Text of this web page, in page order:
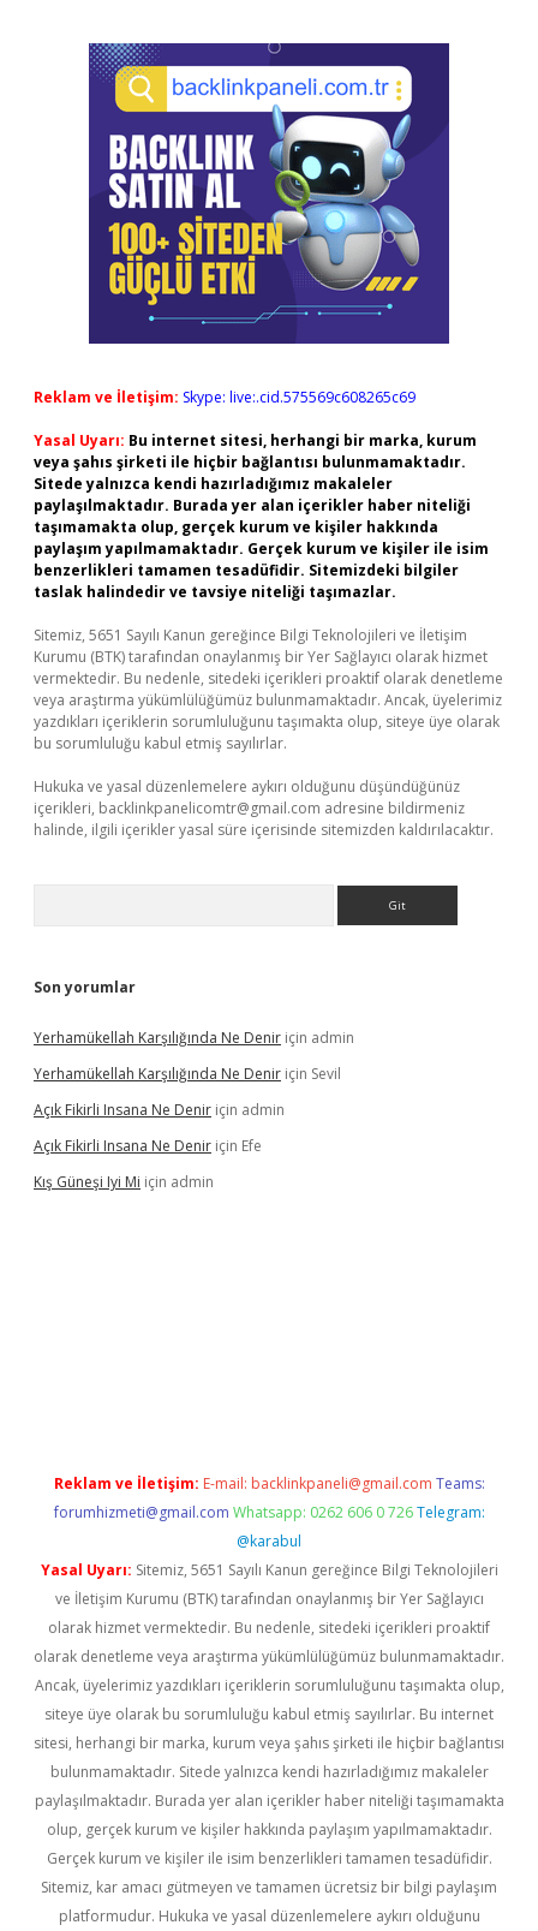
Reklam ve İletişim: Skype: live:.cid.575569c608265c69
Yasal Uyarı: Bu internet sitesi, herhangi bir marka, kurum
veya şahıs şirketi ile hiçbir bağlantısı bulunmamaktadır.
Sitede yalnızca kendi hazırladığımız makaleler
paylaşılmaktadır. Burada yer alan içerikler haber niteliği
taşımamakta olup, gerçek kurum ve kişiler hakkında
paylaşım yapılmamaktadır. Gerçek kurum ve kişiler ile isim
benzerlikleri tamamen tesadüfidir. Sitemizdeki bilgiler
taslak halindedir ve tavsiye niteliği taşımazlar.
Sitemiz, 5651 Sayılı Kanun gereğince Bilgi Teknolojileri ve İletişim
Kurumu (BTK) tarafından onaylanmış bir Yer Sağlayıcı olarak hizmet
vermektedir. Bu nedenle, sitedeki içerikleri proaktif olarak denetleme
veya araştırma yükümlülüğümüz bulunmamaktadır. Ancak, üyelerimiz
yazdıkları içeriklerin sorumluluğunu taşımakta olup, siteye üye olarak
bu sorumluluğu kabul etmiş sayılırlar.
Hukuka ve yasal düzenlemelere aykırı olduğunu düşündüğünüz
içerikleri, backlinkpanelicomtr@gmail.com adresine bildirmeniz
halinde, ilgili içerikler yasal süre içerisinde sitemizden kaldırılacaktır.
Son yorumlar
Yerhamükellah Karşılığında Ne Denir için admin
Yerhamükellah Karşılığında Ne Denir için Sevil
Açık Fikirli Insana Ne Denir için admin
Açık Fikirli Insana Ne Denir için Efe
Kış Güneşi Iyi Mi için admin
Reklam ve İletişim: E-mail: backlinkpaneli@gmail.com Teams:
forumhizmeti@gmail.com Whatsapp: 0262 606 0 726 Telegram:
@karabul
Yasal Uyarı: Sitemiz, 5651 Sayılı Kanun gereğince Bilgi Teknolojileri
ve İletişim Kurumu (BTK) tarafından onaylanmış bir Yer Sağlayıcı
olarak hizmet vermektedir. Bu nedenle, sitedeki içerikleri proaktif
olarak denetleme veya araştırma yükümlülüğümüz bulunmamaktadır.
Ancak, üyelerimiz yazdıkları içeriklerin sorumluluğunu taşımakta olup,
siteye üye olarak bu sorumluluğu kabul etmiş sayılırlar. Bu internet
sitesi, herhangi bir marka, kurum veya şahıs şirketi ile hiçbir bağlantısı
bulunmamaktadır. Sitede yalnızca kendi hazırladığımız makaleler
paylaşılmaktadır. Burada yer alan içerikler haber niteliği taşımamakta
olup, gerçek kurum ve kişiler hakkında paylaşım yapılmamaktadır.
Gerçek kurum ve kişiler ile isim benzerlikleri tamamen tesadüfidir.
Sitemiz, kar amacı gütmeyen ve tamamen ücretsiz bir bilgi paylaşım
platformudur. Hukuka ve yasal düzenlemelere aykırı olduğunu